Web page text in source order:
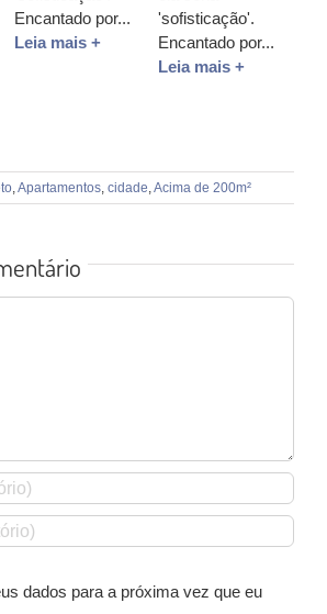
Encantado por...
Leia mais +
'sofisticação'.
Encantado por...
Leia mais +
,Apartamentos, cidade,Acima de 200m²
dados para a próxima vez que eu